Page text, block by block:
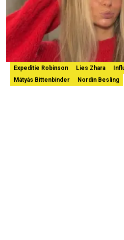
Expeditie Robinson Lies Zhara
Mátyás Bittenbinder
Nordin Besling